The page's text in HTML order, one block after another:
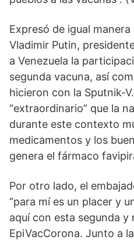
Expresó de igual
Vladimir Putin,
a Venezuela la
segunda vacuna, así
hicieron con la Sputnik-
“extraordinario” que la
durante este contexto
medicamentos y los
genera el fármaco
Por otro lado, el
“para mí es un placer y
aquí con esta segunda y
EpiVacCorona. Junto a